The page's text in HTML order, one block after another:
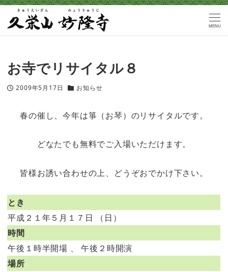
MENU
お寺でリサイタル８
投稿日
2009年5月17日
カテゴリー
お知らせ
春の催し、今年は箏（お琴）のリサイタルです。
どなたでも無料でご入場いただけます。
皆様お誘い合わせの上、どうぞおでかけ下さい。
とき
平成２１年５月１７日 （日）
時間
午後１時半開場 、 午後２時開演
場所